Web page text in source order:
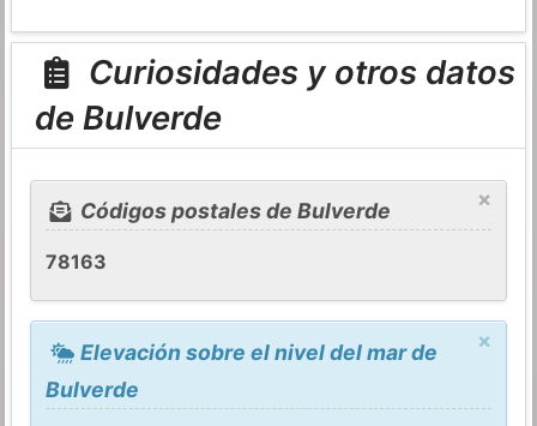
Curiosidades y otros datos
de Bulverde
×
Códigos postales de Bulverde
78163
×
Elevación sobre el nivel del mar de
Bulverde